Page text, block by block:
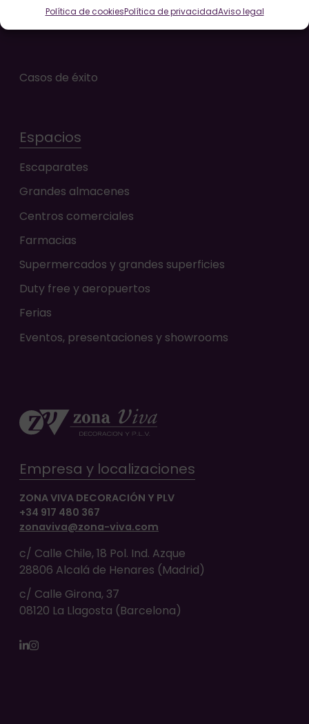
Política de cookiesPolítica de privacidadAviso legal
tu marca
Casos de éxito
Espacios
Escaparates
Grandes almacenes
Centros comerciales
Farmacias
Supermercados y grandes superficies
Duty free y aeropuertos
Ferias
Eventos, presentaciones y showrooms
Empresa y localizaciones
ZONA VIVA DECORACIÓN Y PLV
+34 917 480 367
zonaviva@zona-viva.com
c/ Calle Chile, 18 Pol. Ind. Azque
28806 Alcalá de Henares (Madrid)
c/ Calle Girona, 37
08120 La Llagosta (Barcelona)
LinkedIn
Instagram